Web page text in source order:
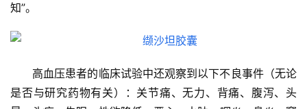
知”。
高血压患者的临床试验中还观察到以下不良事件（无论
是否与研究药物有关）：关节痛、无力、背痛、腹泻、头